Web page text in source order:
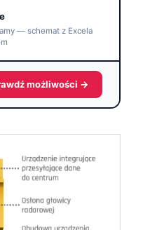
— schemat z Excela
możliwości →